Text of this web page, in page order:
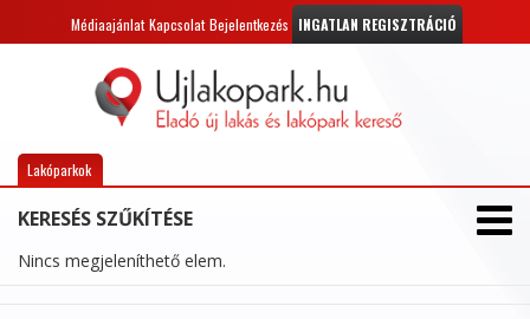
Médiaajánlat Kapcsolat Bejelentkezés INGATLAN REGISZTRÁCIÓ
Lakóparkok
KERESÉS SZŰKÍTÉSE
Nincs megjeleníthető elem.